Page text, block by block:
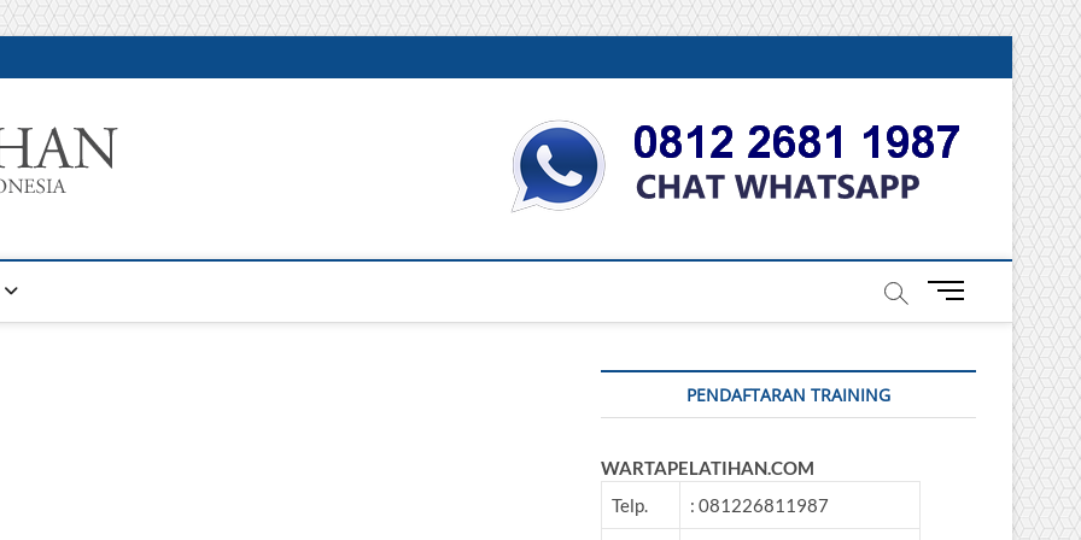
INFORMASI PELATIHAN DAN SERTIFIKASI TERBAIK DI INDONESIA
M
u
u
PENDAFTARAN TRAINING
WARTAPELATIHAN.COM
Telp.
: 081226811987